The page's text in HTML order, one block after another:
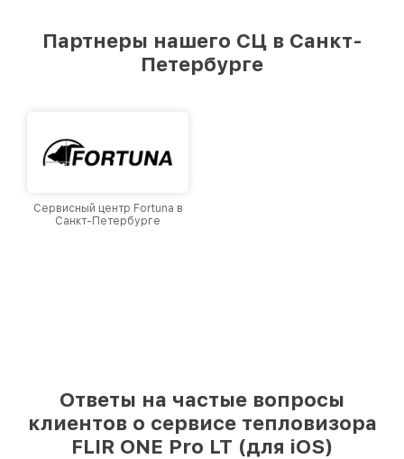
лучшим сервисным центром FLIR в городе
Санкт-Петербурге, постоянно повышая
Партнеры нашего СЦ в Санкт-
Петербурге
Сервисный центр Fortuna в
Санкт-Петербурге
Ответы на частые вопросы
клиентов о сервисе тепловизора
FLIR ONE Pro LT (для iOS)